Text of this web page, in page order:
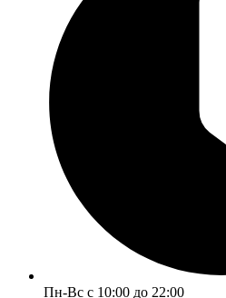
Пн-Вс с 10:00 до 22:00